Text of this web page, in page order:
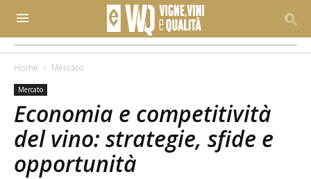
Home Mercato
Mercato
Economia e competitività
del vino: strategie, sfide e
opportunità